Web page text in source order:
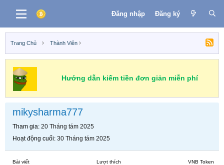
Đăng nhập Đăng ký
Trang Chủ Thành Viên
Hướng dẫn kiếm tiền đơn giản miễn phí
mikysharma777
Tham gia 20 Tháng tám 2025
Hoạt động cuối 30 Tháng tám 2025
Bài viết Lượt thích VNB Token